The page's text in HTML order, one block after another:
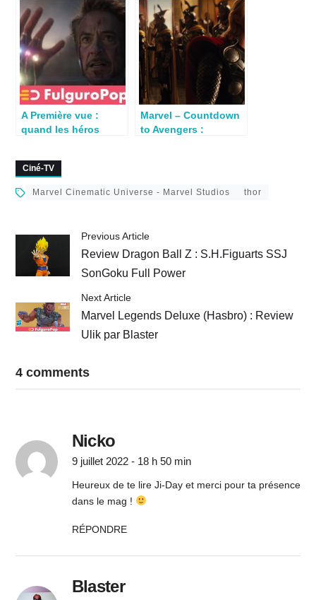
Universe
A Première vue :
quand les héros
l’anonymat
Marvel – Countdown
to Avengers :
Ciné-TV
Marvel Cinematic Universe - Marvel Studios thor
Previous Article
Review Dragon Ball Z : S.H.Figuarts SSJ
SonGoku Full Power
Next Article
Marvel Legends Deluxe (Hasbro) : Review
Ulik par Blaster
4 comments
Nicko
9 juillet 2022 - 18 h 50 min
Heureux de te lire Ji-Day et merci pour ta présence
dans le mag !
RÉPONDRE
Blaster